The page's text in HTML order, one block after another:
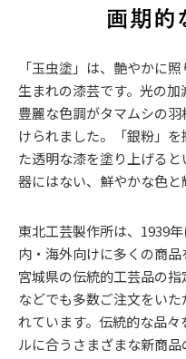
「玉虫塗」は、艶やかに
生まれの漆芸です。光の
豊麗な色調がタマムシの
けられました。「銀粉」
た透明な漆を塗り上げる
器にはない、鮮やかな色と
東北工芸製作所は、1939
内・海外向けに多くの商
宮城県の伝統的工芸品の
などでも多数ご注文をい
れています。伝統的な品
ルに合うさまざまな新商品